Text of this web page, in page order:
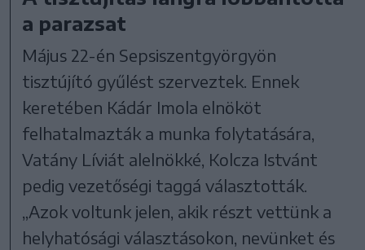
a parazsat
Május 22-én Sepsiszentgyörgyön
tisztújító gyűlést szerveztek. Ennek
keretében Kádár Imola elnököt
felhatalmazták a munka folytatására,
Vatány Líviát alelnökké, Kolcza Istvánt
pedig vezetőségi taggáválasztották
„Azok voltunk jelen, akik részt vettünk a
helyhatósági választásokon, nevünket és